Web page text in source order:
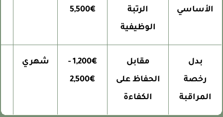
الأساسي
الرتبة
الوظيفية
5,500€
بدل
رخصة
المراقبة
مقابل
الحفاظ على
الكفاءة
1,200€ -
2,500€
شهري